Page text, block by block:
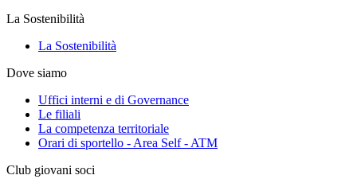
La Sostenibilità
La Sostenibilità
Dove siamo
Uffici interni e di Governance
Le filiali
La competenza territoriale
Orari di sportello - Area Self - ATM
Club giovani soci